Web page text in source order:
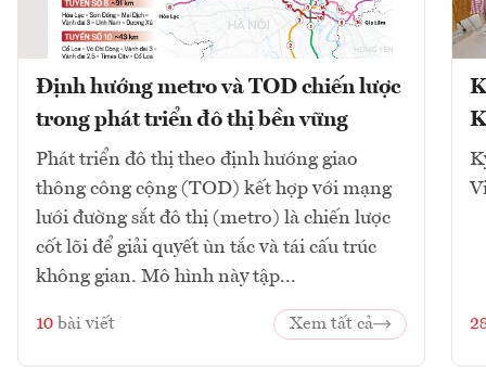
Định hướng metro và TOD chiến lược
trong phát triển đô thị bền vững
Phát triển đô thị theo định hướng giao
thông công cộng (TOD) kết hợp với mạng
lưới đường sắt đô thị (metro) là chiến lược
cốt lõi để giải quyết ùn tắc và tái cấu trúc
không gian. Mô hình này tập...
10 bài viết Xem tất cả